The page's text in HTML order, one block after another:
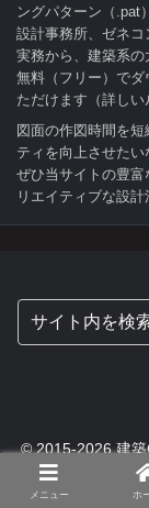
ングパターン（.pat
設計事務所、ゼネ
実務から、建築系
無料（フリー）で
ただけます（詳しい
図面の作図時間を
ティを向上させたい
ぜひ当サイトの豊
リエイティブな設計
© 2015-2026 建築
メニュー ホ